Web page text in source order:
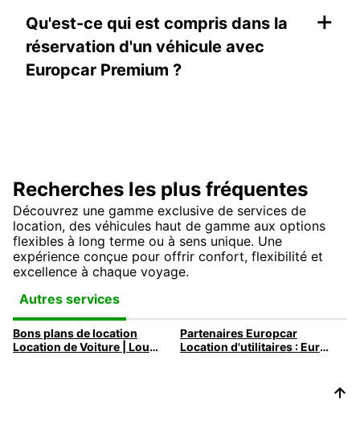
Qu'est-ce qui est compris dans la
réservation d'un véhicule avec
Europcar Premium ?
+
Recherches les plus fréquentes
Découvrez une gamme exclusive de services de
location, des véhicules haut de gamme aux options
flexibles à long terme ou à sens unique. Une
expérience conçue pour offrir confort, flexibilité et
excellence à chaque voyage.
Autres services
Bons plans de location
Partenaires Europcar
Location de Voiture | Louez un Véhicule avec Europcar
Location d'utilitaires : Europcar camions et utilitaires pour tous les besoins